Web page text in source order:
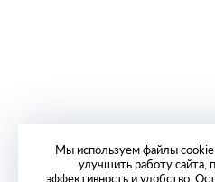
Мы используем файлы
улучшить работу сайта,
эффективность и удобство.